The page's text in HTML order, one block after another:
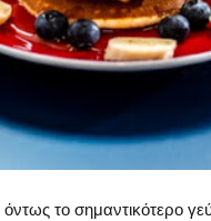
όντως το σημαντικότερο